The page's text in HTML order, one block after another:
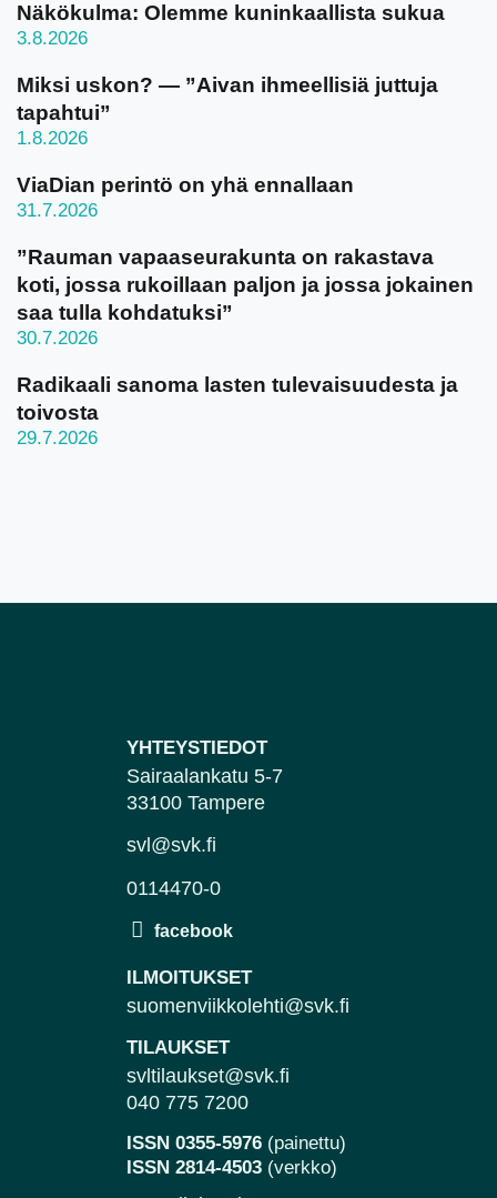
Näkökulma: Olemme kuninkaallista sukua
3.8.2026
Miksi uskon? — ”Aivan ihmeellisiä juttuja
tapahtui”
1.8.2026
ViaDian perintö on yhä ennallaan
31.7.2026
”Rauman vapaaseurakunta on rakastava
koti, jossa rukoillaan paljon ja jossa jokainen
saa tulla kohdatuksi”
30.7.2026
Radikaali sanoma lasten tulevaisuudesta ja
toivosta
29.7.2026
YHTEYSTIEDOT
Sairaalankatu 5-7
33100 Tampere
svl@svk.fi
0114470-0
ILMOITUKSET
suomenviikkolehti@svk.fi
TILAUKSET
svltilaukset@svk.fi
040 775 7200
ISSN 0355-5976 (painettu)
ISSN 2814-4503 (verkko)